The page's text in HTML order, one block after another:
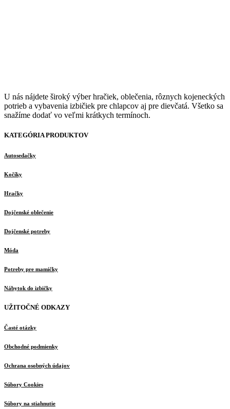
U nás nájdete široký výber hračiek, oblečenia, rôznych kojeneckých
potrieb a vybavenia izbičiek pre chlapcov aj pre dievčatá. Všetko sa
snažíme dodať vo veľmi krátkych termínoch.
KATEGÓRIA PRODUKTOV
Autosedačky
Kočíky
Hračky
Dojčenské oblečenie
Dojčenské potreby
Móda
Potreby pre mamičky
Nábytok do izbičky
UŽITOČNÉ ODKAZY
Časté otázky
Obchodné podmienky
Ochrana osobných údajov
Súbory Cookies
Súbory na stiahnutie